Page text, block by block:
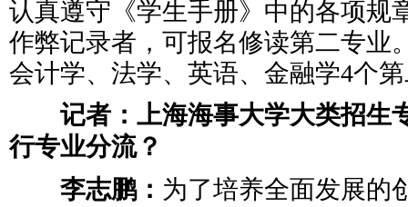
认真遵守《学生手册》中的各项规
作弊记录者，可报名修读第二专业
会计学、法学、英语、金融学4个
记者：上海海事大学大类招生
行专业分流？
李志鹏： 为了培养全面发展的